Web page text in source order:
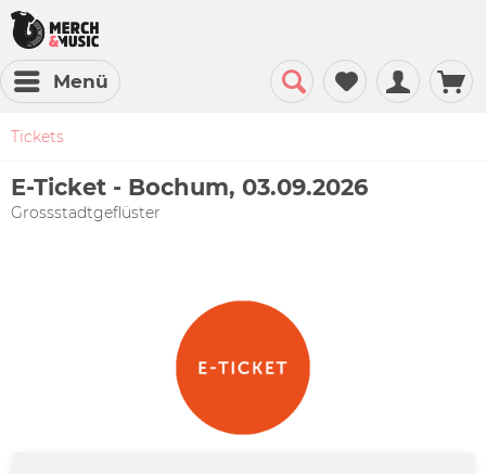
Menü
Tickets
E-Ticket - Bochum, 03.09.2026
Grossstadtgeflüster